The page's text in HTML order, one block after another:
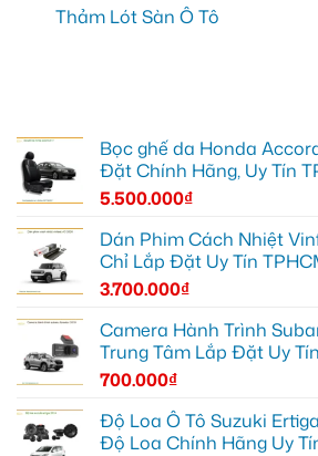
Thảm Lót Sàn Ô Tô
Bọc ghế da Honda
Đặt Chính Hãng, Uy Tín
5.500.000₫
Dán Phim Cách Nhiệt
Chỉ Lắp Đặt Uy Tín
3.700.000₫
Camera Hành Trình
Trung Tâm Lắp Đặt Uy
700.000₫
Độ Loa Ô Tô Suzuki
Độ Loa Chính Hãng Uy